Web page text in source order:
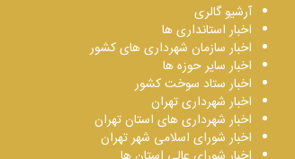
آرشیو گالری
اخبار استانداری ها
اخبار سازمان شهرداری های کشور
اخبار سایر حوزه ها
اخبار ستاد سوخت کشور
اخبار شهرداری تهران
اخبار شهرداری های استان تهران
اخبار شورای اسلامی شهر تهران